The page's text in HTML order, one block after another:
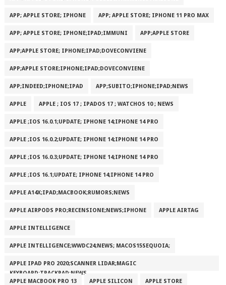
APP; APPLE STORE; IPHONE APP; APPLE STORE; IPHONE 11 PRO MAX
APP; APPLE STORE; IPHONE;IPAD;IMMUNI APP;APPLE STORE
APP;APPLE STORE; IPHONE;IPAD;DOVECONVIENE
APP;APPLE STORE;IPHONE;IPAD;DOVECONVIENE
APP;INDEED;IPHONE;IPAD APP;SUBITO;IPHONE;IPAD;NEWS
APPLE APPLE ; IOS 17 ; IPADOS 17 ; WATCHOS 10 ; NEWS
APPLE ;IOS 16.0.1;UPDATE; IPHONE 14;IPHONE 14 PRO
APPLE ;IOS 16.0.2;UPDATE; IPHONE 14;IPHONE 14 PRO
APPLE ;IOS 16.0.3;UPDATE; IPHONE 14;IPHONE 14 PRO
APPLE ;IOS 16.1;UPDATE; IPHONE 14;IPHONE 14 PRO
APPLE A14X;IPAD;MACBOOK;RUMORS;NEWS
APPLE AIRPODS PRO;RECENSIONE;NEWS;IPHONE APPLE AIRTAG
APPLE INTELLIGENCE
APPLE INTELLIGENCE;WWDC24;NEWS; MACOS15SEQUOIA;
APPLE IPAD PRO 2020;SCANNER LIDAR;MAGIC
KEYBOARD;TRACKPAD;NEWS
APPLE MACBOOK PRO 13
APPLE SILICON APPLE STORE